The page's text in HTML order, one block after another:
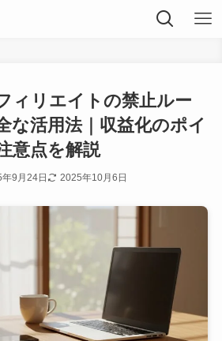
ィリエイトの禁止ルー
な活用法｜収益化のポイ
意点を解説
9月24日 2025年10月6日